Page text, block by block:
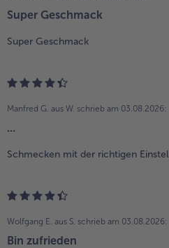
Super Geschmack
Super Geschmack
Manfred G. aus W. schrieb am 03.08.2026:
...
Schmecken mit der richtigen
Wolfgang E. aus S. schrieb am 03.08.2026:
Bin zufrieden